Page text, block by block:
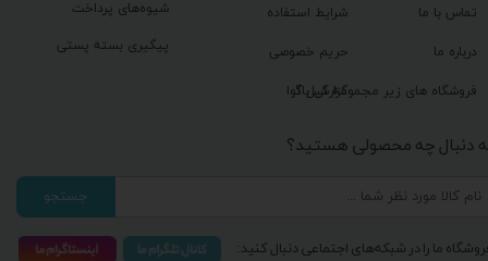
شیوه‌های پرداخت
پیگیری بسته پستی
شرایط استفاده
حریم خصوصی
گزارش باگ
تماس با ما
درباره ما
فروشگاه های زیر مجموعه گیل آوا
دنبال چه محصولی هستید؟
جستجو
ما را در شبکه‌های اجتماعی دنبال کنید: